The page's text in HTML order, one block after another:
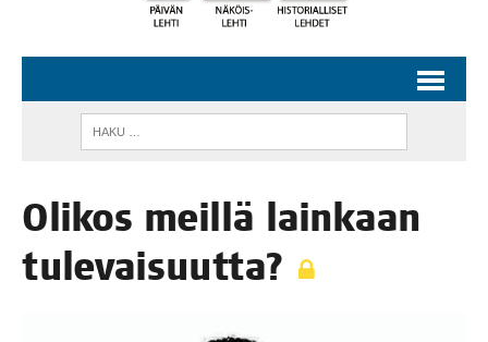
Oli­kos meil­lä lain­kaan
tulevaisuutta?